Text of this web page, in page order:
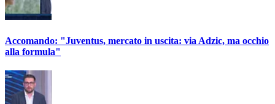
Accomando: "Juventus, mercato in uscita: via Adzic, ma occhio
alla formula"